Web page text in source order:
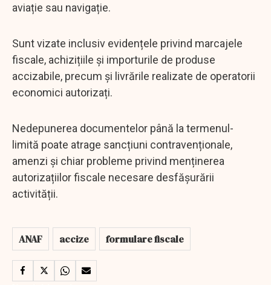
aviație sau navigație.
Sunt vizate inclusiv evidențele privind marcajele
fiscale, achizițiile și importurile de produse
accizabile, precum și livrările realizate de operatorii
economici autorizați.
Nedepunerea documentelor până la termenul-
limită poate atrage sancțiuni contravenționale,
amenzi și chiar probleme privind menținerea
autorizațiilor fiscale necesare desfășurării
activității.
ANAF accize formulare fiscale